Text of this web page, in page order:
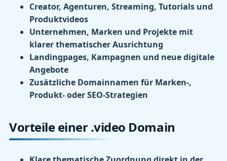
Creator, Agenturen, Streaming, Tutorials und
Produktvideos
Unternehmen, Marken und Projekte mit
klarer thematischer Ausrichtung
Landingpages, Kampagnen und neue digitale
Angebote
Zusätzliche Domainnamen für Marken-,
Produkt- oder SEO-Strategien
Vorteile einer .video Domain